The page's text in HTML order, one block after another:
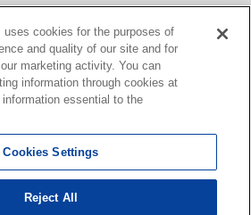
サービス WEBサイト・システム向け地
地図開発キット MapFan DB 住所確認
トリマ広告 Geo-Research
ビス
ズ
uses cookies for the purposes of
and quality of our site and for
marketing activity. You can
information through cookies at
essential to the
Cookies Settings
Reject All